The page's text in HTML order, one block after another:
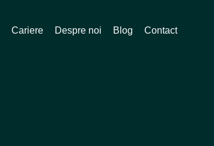
Cariere Despre noi Blog Contact